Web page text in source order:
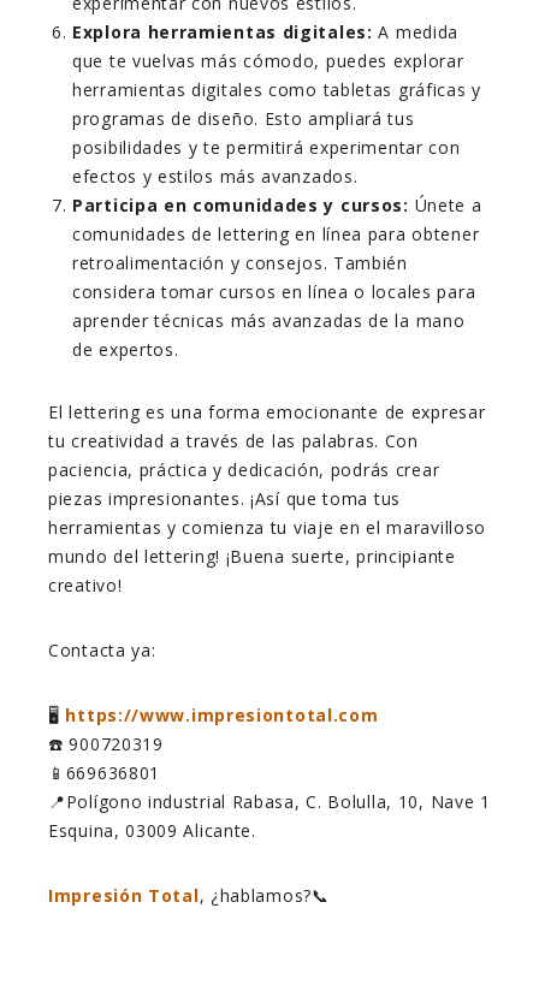
Explora herramientas digitales: A medida
que te vuelvas más cómodo, puedes explorar
herramientas digitales como tabletas gráficas y
programas de diseño. Esto ampliará tus
posibilidades y te permitirá experimentar con
efectos y estilos más avanzados.
Participa en comunidades y cursos: Únete a
comunidades de lettering en línea para obtener
retroalimentación y consejos. También
considera tomar cursos en línea o locales para
aprender técnicas más avanzadas de la mano
de expertos.
El lettering es una forma emocionante de expresar
tu creatividad a través de las palabras. Con
paciencia, práctica y dedicación, podrás crear
piezas impresionantes. ¡Así que toma tus
herramientas y comienza tu viaje en el maravilloso
mundo del lettering! ¡Buena suerte, principiante
creativo!
Contacta ya:
🖥️ https://www.impresiontotal.com
☎️ 900720319
📱669636801
📍Polígono industrial Rabasa, C. Bolulla, 10, Nave 1
Esquina, 03009 Alicante.
Impresión Total, ¿hablamos?📞